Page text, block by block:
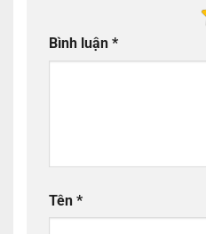
Bình luận *
Tên *